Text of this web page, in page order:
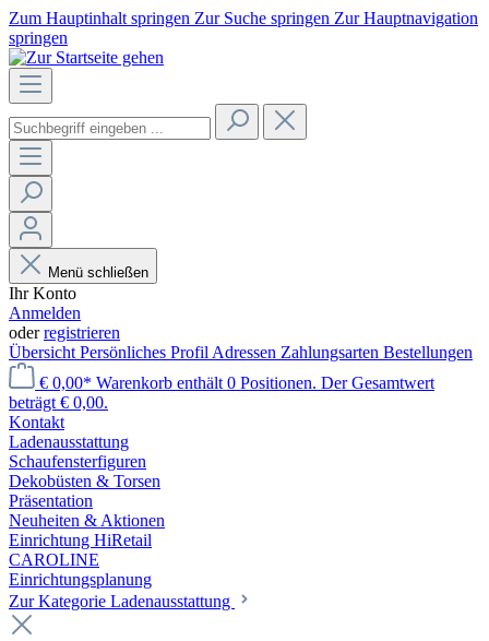
Zum Hauptinhalt springen Zur Suche springen Zur Hauptnavigation
springen
Menü schließen
Ihr Konto
Anmelden
oderregistrieren
Übersicht Persönliches Profil Adressen Zahlungsarten Bestellungen
€ 0,00* Warenkorb enthält 0 Positionen. Der Gesamtwert
beträgt € 0,00.
Kontakt
Laden­ausstattung
Schaufenster­figuren
Dekobüsten & Torsen
Präsentation
Neuheiten & Aktionen
Einrichtung HiRetail
CAROLINE
Einrichtungsplanung
Zur Kategorie Laden­ausstattung